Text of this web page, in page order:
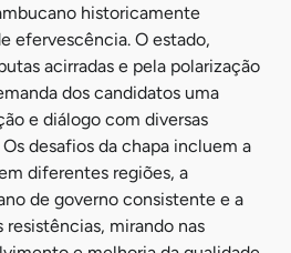
historicamente
efervescência. O estado,
acirradas e pela polarização
dos candidatos uma
e diálogo com diversas
desafios da chapa incluem a
diferentes regiões, a
de governo consistente e a
mirando nas